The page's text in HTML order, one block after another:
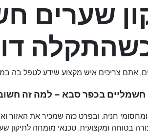
שערים
כשהתקלה
אתם צריכים איש מקצוע שידע לטפל בה
חשמליים בכפר סבא – למה זה
חניה, ובפרט כזה שמכיר את האזור
בטוחה ומקצועית. טכנאי מומחה